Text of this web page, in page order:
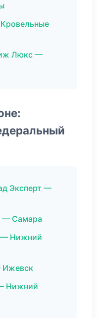
Люкс —
Эксперт —
— Самара
— Нижний
Ижевск
Нижний